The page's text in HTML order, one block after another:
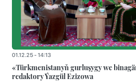
01.12.25 - 14:13
«Türkmenistanyň gurluşygy we
redaktory Ýazgül Ezizowa